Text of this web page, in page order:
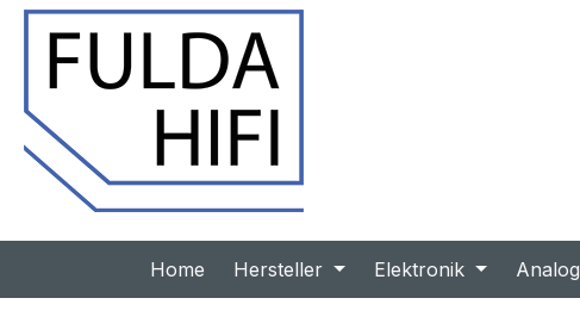
Home Hersteller Elektronik Analog